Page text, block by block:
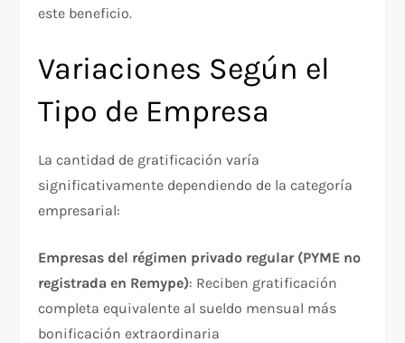
este beneficio.​
Variaciones Según el
Tipo de Empresa
La cantidad de gratificación varía
significativamente dependiendo de la categoría
empresarial:
Empresas del régimen privado regular (PYME no
registrada en Remype): Reciben gratificación
completa equivalente al sueldo mensual más
bonificación extraordinaria​